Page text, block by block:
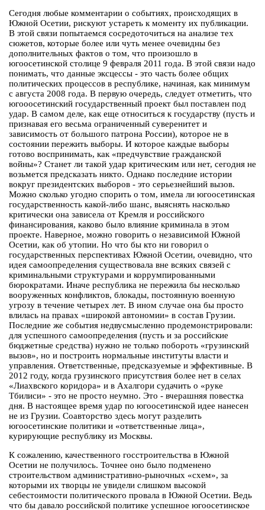
Сегодня любые комментарии о событиях, происходящих в
Южной Осетии, рискуют устареть к моменту их публикации.
В этой связи попытаемся сосредоточиться на анализе тех
сюжетов, которые более или чуть менее очевидны без
дополнительных фактов о том, что произошло в
югоосетинской столице 9 февраля 2011 года. В этой связи надо
понимать, что данные эксцессы - это часть более общих
политических процессов в республике, начиная, как минимум
с августа 2008 года. В первую очередь, следует отметить, что
югооосетинский государственный проект был поставлен под
удар. В самом деле, как еще относиться к государству (пусть и
признавая его весьма ограниченный суверенитет и
зависимость от большого патрона России), которое не в
состоянии пережить выборы. И которое каждые выборы
готово воспринимать, как «предчувствие гражданской
войны»? Станет ли такой удар критическим или нет, сегодня не
возьмется предсказать никто. Однако последние истории
вокруг президентских выборов - это серьезнейший вызов.
Можно сколько угодно спорить о том, имела ли югоосетинская
государственность какой-либо шанс, выяснять насколько
критически она зависела от Кремля и российского
финансирования, каково было влияние криминала в этом
проекте. Наверное, можно говорить о независимой Южной
Осетии, как об утопии. Но что бы кто ни говорил о
государственных перспективах Южной Осетии, очевидно, что
идея самоопределения существовала вне всяких связей с
криминальными структурами и коррумпированными
бюрократами. Иначе республика не пережила бы несколько
вооруженных конфликтов, блокады, постоянную военную
угрозу в течение четырех лет. В ином случае она бы просто
влилась на правах «широкой автономии» в состав Грузии.
Последние же события недвусмысленно продемонстрировали:
для успешного самоопределения (пусть и за российские
бюджетные средства) нужно не только побороть «грузинский
вызов», но и построить нормальные институты власти и
управления. Ответственные, предсказуемые и эффективные. В
2012 году, когда грузинского присутствия более нет в селах
«Лиахвского коридора» и в Ахалгори судачить о «руке
Тбилиси» - это не просто неумно. Это - вчерашняя повестка
дня. В настоящее время удар по югоосетинской идее нанесен
не из Грузии. Соавторство здесь могут разделить
югоосетинские политики и «ответственные лица»,
курирующие республику из Москвы.
К сожалению, качественного госстроительства в Южной
Осетии не получилось. Точнее оно было подменено
строительством административно-рыночных «схем», за
которыми их творцы не увидели слишком высокой
себестоимости политического провала в Южной Осетии. Ведь
что бы давало российской политике успешное югоосетинское